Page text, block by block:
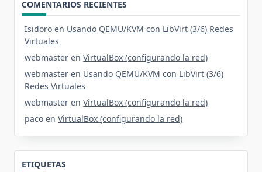
COMENTARIOS RECIENTES
Isidoro en Usando QEMU/KVM con LibVirt (3/6) Redes
Virtuales
webmaster enVirtualBox (configurando la red)
webmaster en Usando QEMU/KVM con LibVirt (3/6)
Redes Virtuales
webmaster enVirtualBox (configurando la red)
paco enVirtualBox (configurando la red)
ETIQUETAS